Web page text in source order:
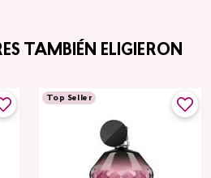
TAMBIÉN ELIGIERON
Top Seller